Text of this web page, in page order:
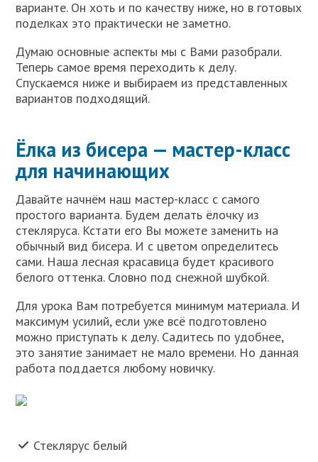
варианте. Он хоть и по качеству ниже, но в готовых
поделках это практически не заметно.
Думаю основные аспекты мы с Вами разобрали.
Теперь самое время переходить к делу.
Спускаемся ниже и выбираем из представленных
вариантов подходящий.
Ёлка из бисера — мастер-класс
для начинающих
Давайте начнём наш мастер-класс с самого
простого варианта. Будем делать ёлочку из
стекляруса. Кстати его Вы можете заменить на
обычный вид бисера. И с цветом определитесь
сами. Наша лесная красавица будет красивого
белого оттенка. Словно под снежной шубкой.
Для урока Вам потребуется минимум материала. И
максимум усилий, если уже всё подготовлено
можно приступать к делу. Садитесь по удобнее,
это занятие занимает не мало времени. Но данная
работа поддается любому новичку.
Стеклярус белый